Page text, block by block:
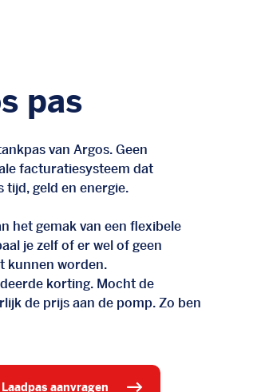
pas
van Argos. Geen
facturatiesysteem dat
tijd, geld en energie.
het gemak van een flexibele
je zelf of er wel of geen
kunnen worden.
korting. Mocht de
de prijs aan de pomp. Zo ben
laadpas aanvragen